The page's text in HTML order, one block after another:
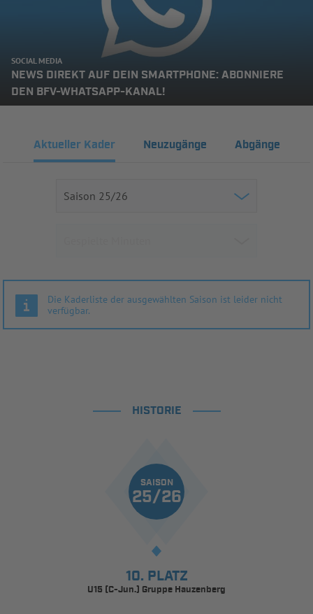
SOCIAL MEDIA
NEWS DIREKT AUF DEIN SMARTPHONE: ABONNIERE
DEN BFV-WHATSAPP-KANAL!
Aktueller Kader Neuzugänge Abgänge
Die Kaderliste der ausgewählten Saison ist leider nicht
verfügbar.
HISTORIE
SAISON
25/26
10. PLATZ
U15 (C-Jun.) Gruppe Hauzenberg